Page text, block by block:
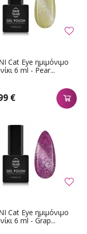
Cat Eye ημιμόνιμο
6 ml - Pear...
€
Cat Eye ημιμόνιμο
6 ml - Grap...